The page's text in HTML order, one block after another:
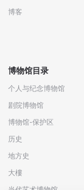
博客
博物馆目录
个人与纪念博物馆
剧院博物馆
博物馆-保护区
历史
地方史
大樓